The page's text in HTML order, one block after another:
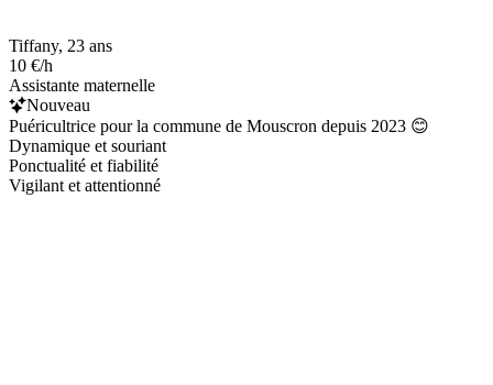
Tiffany, 23 ans
10 €/h
Assistante maternelle
Nouveau
Puéricultrice pour la commune de Mouscron depuis 2023 😊
Dynamique et souriant
Ponctualité et fiabilité
Vigilant et attentionné